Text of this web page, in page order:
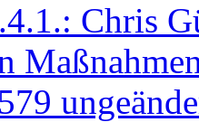
Chris